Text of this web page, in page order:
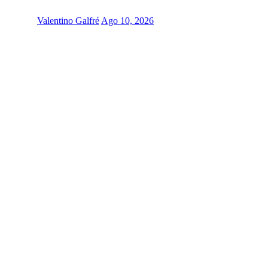
Valentino Galfré Ago 10, 2026